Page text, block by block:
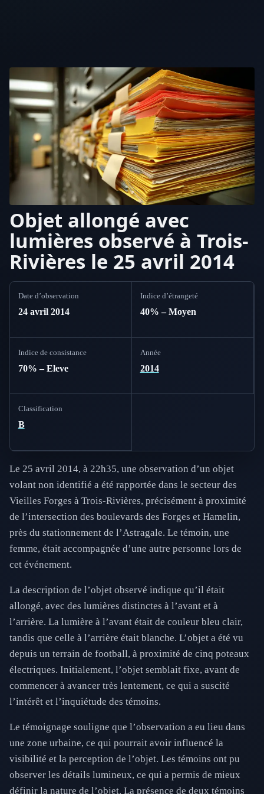
Objet allongé avec
lumières observé à Trois-
Rivières le 25 avril 2014
Date d’observation
24 avril 2014
Indice d’étrangeté
40% – Moyen
Indice de consistance
70% – Eleve
Année
2014
Classification
B
Le 25 avril 2014, à 22h35, une observation d’un objet
volant non identifié a été rapportée dans le secteur des
Vieilles Forges à Trois-Rivières, précisément à proximité
de l’intersection des boulevards des Forges et Hamelin,
près du stationnement de l’Astragale. Le témoin, une
femme, était accompagnée d’une autre personne lors de
cet événement.
La description de l’objet observé indique qu’il était
allongé, avec des lumières distinctes à l’avant et à
l’arrière. La lumière à l’avant était de couleur bleu clair,
tandis que celle à l’arrière était blanche. L’objet a été vu
depuis un terrain de football, à proximité de cinq poteaux
électriques. Initialement, l’objet semblait fixe, avant de
commencer à avancer très lentement, ce qui a suscité
l’intérêt et l’inquiétude des témoins.
Le témoignage souligne que l’observation a eu lieu dans
une zone urbaine, ce qui pourrait avoir influencé la
visibilité et la perception de l’objet. Les témoins ont pu
observer les détails lumineux, ce qui a permis de mieux
définir la nature de l’objet. La présence de deux témoins